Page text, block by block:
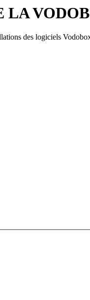
LA
des logiciels